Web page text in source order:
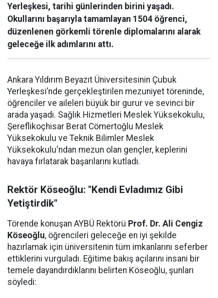
Yerleşkesi, tarihi günlerinden birini yaşadı.
Okullarını başarıyla tamamlayan 1504 öğrenci,
düzenlenen görkemli törenle diplomalarını alarak
geleceğe ilk adımlarını attı.
Ankara Yıldırım Beyazıt Üniversitesinin Çubuk
Yerleşkesi’nde gerçekleştirilen mezuniyet töreninde,
öğrenciler ve aileleri büyük bir gurur ve sevinci bir
arada yaşadı. Sağlık Hizmetleri Meslek Yüksekokulu,
Şereflikoçhisar Berat Cömertoğlu Meslek
Yüksekokulu ve Teknik Bilimler Meslek
Yüksekokulu'ndan mezun olan gençler, keplerini
havaya fırlatarak başarılarını kutladı.
Rektör Köseoğlu: "Kendi Evladımız Gibi
Yetiştirdik"
Törende konuşan AYBÜ Rektörü Prof. Dr. Ali Cengiz
Köseoğlu, öğrencileri geleceğe en iyi şekilde
hazırlamak için üniversitenin tüm imkanlarını seferber
ettiklerini vurguladı. Eğitime bakış açılarını insani bir
temele dayandırdıklarını belirten Köseoğlu, şunları
söyledi: